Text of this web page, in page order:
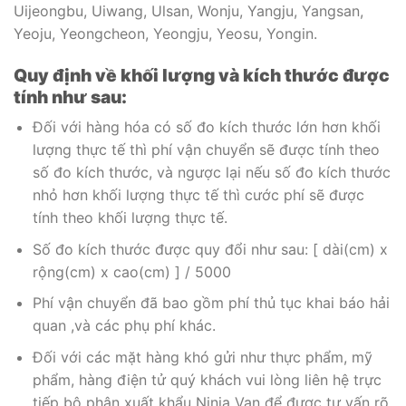
Uijeongbu, Uiwang, Ulsan, Wonju, Yangju, Yangsan,
Yeoju, Yeongcheon, Yeongju, Yeosu, Yongin.
Quy định về khối lượng và kích thước được
tính như sau:
Đối với hàng hóa có số đo kích thước lớn hơn khối
lượng thực tế thì phí vận chuyển sẽ được tính theo
số đo kích thước, và ngược lại nếu số đo kích thước
nhỏ hơn khối lượng thực tế thì cước phí sẽ được
tính theo khối lượng thực tế.
Số đo kích thước được quy đổi như sau: [ dài(cm) x
rộng(cm) x cao(cm) ] / 5000
Phí vận chuyển đã bao gồm phí thủ tục khai báo hải
quan ,và các phụ phí khác.
Đối với các mặt hàng khó gửi như thực phẩm, mỹ
phẩm, hàng điện tử quý khách vui lòng liên hệ trực
tiếp bộ phận xuất khẩu Ninja Van để được tư vấn rõ